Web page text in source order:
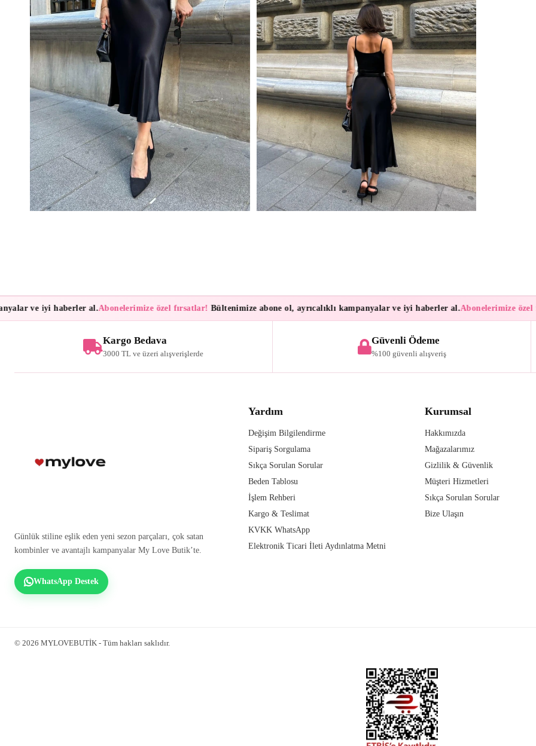
ve iyi haberler al.Abonelerimize özel fırsatlar!Bültenimize abone ol, ayrıcalıklı kampanyalar ve iyi haberler al.Abonelerimize özel
Kargo Bedava
3000 TL ve üzeri alışverişlerde
Güvenli Ödeme
%100 güvenli alışveriş
Günlük stiline eşlik eden yeni sezon parçaları, çok satan
kombinler ve avantajlı kampanyalar My Love Butik’te.
WhatsApp Destek
Yardım
Değişim Bilgilendirme
Sipariş Sorgulama
Sıkça Sorulan Sorular
Beden Tablosu
İşlem Rehberi
Kargo & Teslimat
KVKK WhatsApp
Elektronik Ticari İleti Aydınlatma Metni
Kurumsal
Hakkımızda
Mağazalarımız
Gizlilik & Güvenlik
Müşteri Hizmetleri
Sıkça Sorulan Sorular
Bize Ulaşın
© 2026 MYLOVEBUTİK - Tüm hakları saklıdır.